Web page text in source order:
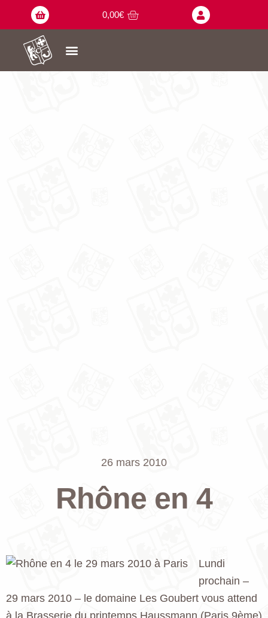
0,00€
26 mars 2010
Rhône en 4
Lundi
prochain –
29 mars 2010 – le domaine Les Goubert vous attend
à la Brasserie du printemps Haussmann (Paris 9ème)